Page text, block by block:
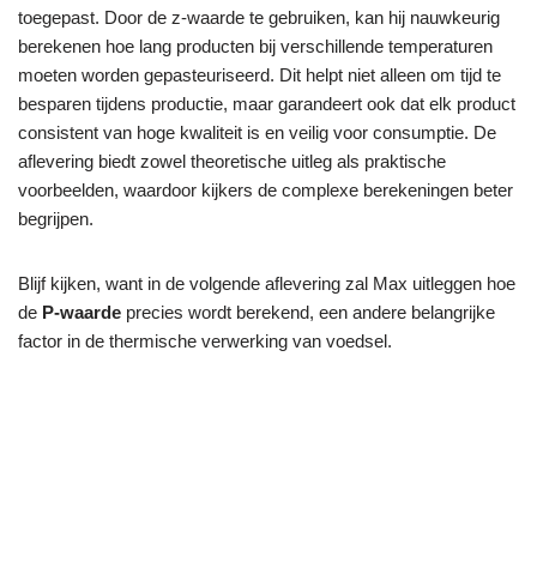
toegepast. Door de z-waarde te gebruiken, kan hij nauwkeurig
berekenen hoe lang producten bij verschillende temperaturen
moeten worden gepasteuriseerd. Dit helpt niet alleen om tijd te
besparen tijdens productie, maar garandeert ook dat elk product
consistent van hoge kwaliteit is en veilig voor consumptie. De
aflevering biedt zowel theoretische uitleg als praktische
voorbeelden, waardoor kijkers de complexe berekeningen beter
begrijpen.
Blijf kijken, want in de volgende aflevering zal Max uitleggen hoe
de P-waarde precies wordt berekend, een andere belangrijke
factor in de thermische verwerking van voedsel.